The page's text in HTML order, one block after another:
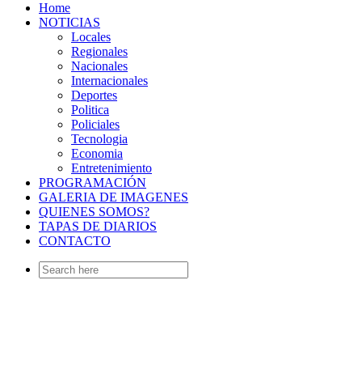
Home
NOTICIAS
Locales
Regionales
Nacionales
Internacionales
Deportes
Politica
Policiales
Tecnologia
Economia
Entretenimiento
PROGRAMACIÓN
GALERIA DE IMAGENES
QUIENES SOMOS?
TAPAS DE DIARIOS
CONTACTO
Search
for: